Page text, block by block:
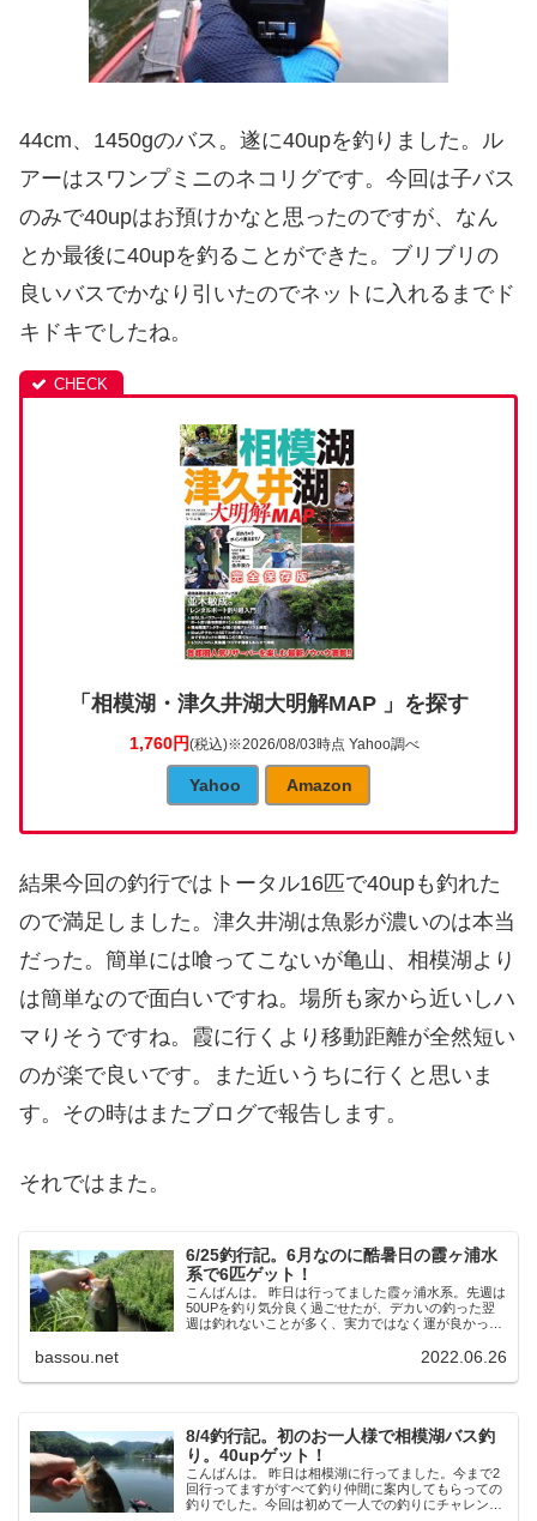
44cm、1450gのバス。遂に40upを釣りました。ル
アーはスワンプミニのネコリグです。今回は子バス
のみで40upはお預けかなと思ったのですが、なん
とか最後に40upを釣ることができた。ブリブリの
良いバスでかなり引いたのでネットに入れるまでド
キドキでしたね。
「相模湖・津久井湖大明解MAP 」を探す
1,760円(税込)※2026/08/03時点 Yahoo調べ
Yahoo Amazon
結果今回の釣行ではトータル16匹で40upも釣れた
ので満足しました。津久井湖は魚影が濃いのは本当
だった。簡単には喰ってこないが亀山、相模湖より
は簡単なので面白いですね。場所も家から近いしハ
マりそうですね。霞に行くより移動距離が全然短い
のが楽で良いです。また近いうちに行くと思いま
す。その時はまたブログで報告します。
それではまた。
6/25釣行記。6月なのに酷暑日の霞ヶ浦水
系で6匹ゲット！
こんばんは。 昨日は行ってました霞ヶ浦水系。先週は
50UPを釣り気分良く過ごせたが、デカいの釣った翌
週は釣れないことが多く、実力ではなく運が良かった
破れるのか？ 水郷エリアで2匹 朝一は高...
bassou.net 2022.06.26
8/4釣行記。初のお一人様で相模湖バス釣
り。40upゲット！
こんばんは。 昨日は相模湖に行ってました。今まで2
回行ってますがすべて釣り仲間に案内してもらっての
釣りでした。今回は初めて一人での釣りにチャレンジ